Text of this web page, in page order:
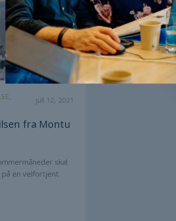
juli 12, 2021
fra Montu
skal
en velfortjent